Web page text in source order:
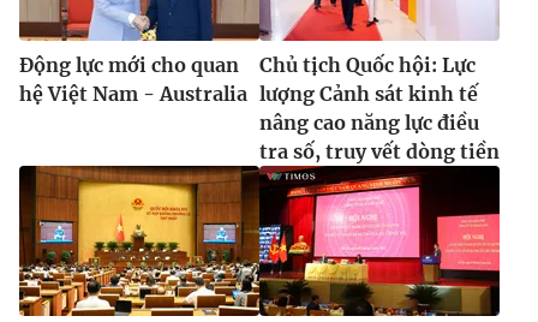
® Cấm sao chép dưới mọi hình thức nếu không có sự chấp
thuận bằng văn bản. Ghi rõ nguồn VTV.vn khi phát hành lại
Động lực mới cho quan
hệ Việt Nam - Australia
Chủ tịch Quốc hội: Lực
lượng Cảnh sát kinh tế
nâng cao năng lực điều
tra số, truy vết dòng tiền